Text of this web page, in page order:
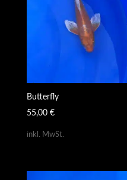
Butterfly
55,00 €
inkl. MwSt.